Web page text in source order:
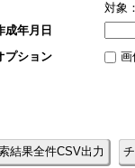
都
都
対象
成年月日
プション
画
結果全件CSV出力